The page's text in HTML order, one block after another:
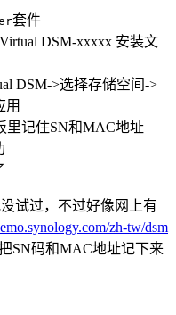
套件
DSM-xxxxx 安装文
DSM->选择存储空间->
用
里记住SN和MAC地址
试过，不过好像网上有
zh-tw/dsm
SN码和MAC地址记下来